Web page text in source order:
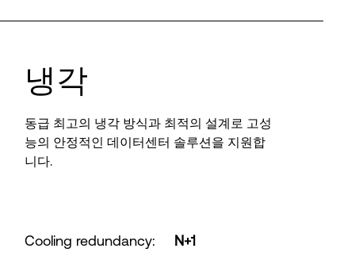
냉각
동급 최고의 냉각 방식과 최적의 설계로 고성
능의 안정적인 데이터센터 솔루션을 지원합
니다.
Cooling redundancy: N+1